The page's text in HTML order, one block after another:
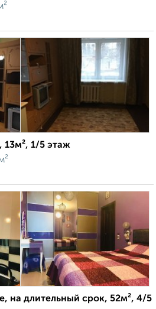
1/5 этаж
на длительный срок, 52м², 4/5